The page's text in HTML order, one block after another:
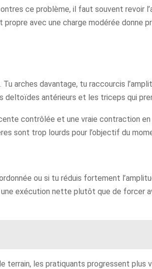
ce problème, il faut souvent revoir
avec une charge modérée donne
arches davantage, tu raccourcis
antérieurs et les triceps qui
contrôlée et une vraie contraction en
sont trop lourds pour l’objectif du
ou si tu réduis fortement
exécution nette plutôt que de forcer
terrain, les pratiquants progressent plus